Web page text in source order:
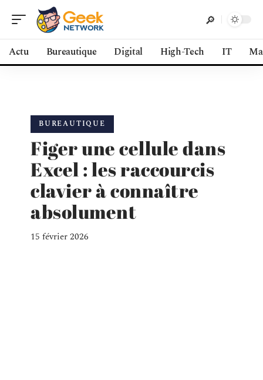
Actu Bureautique Digital High-Tech IT
BUREAUTIQUE
Figer une cellule dans
Excel : les raccourcis
clavier à connaître
absolument
15 février 2026